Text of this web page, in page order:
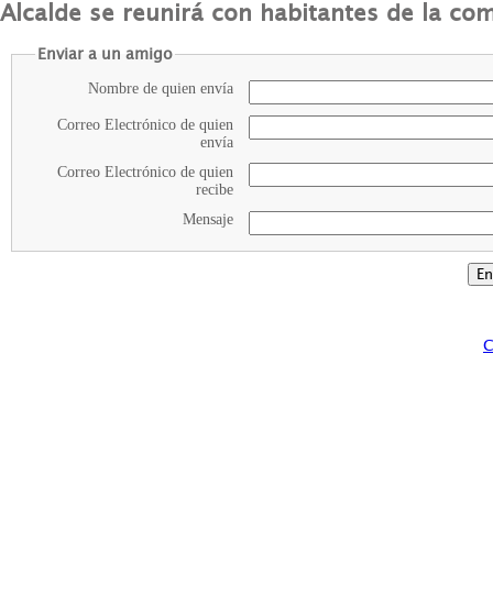
Alcalde se reunirá con habitantes de la
Enviar a un amigo
Nombre de quien envía
Correo Electrónico de quien
envía
Correo Electrónico de quien
recibe
Mensaje